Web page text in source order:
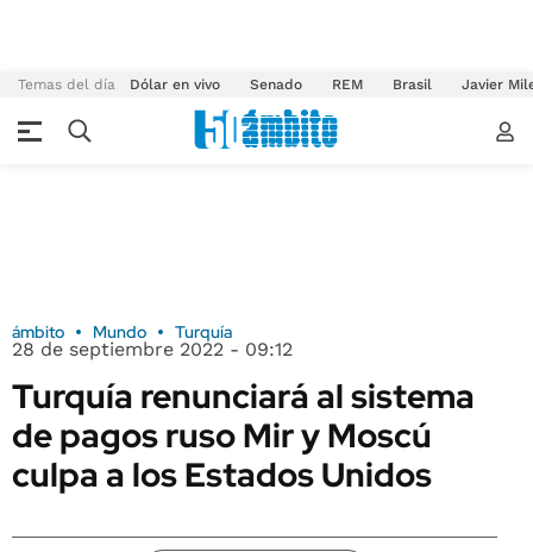
Temas del día Dólar en vivo Senado REM Brasil Javier
ámbito Mundo Turquía
28 de septiembre 2022 - 09:12
Turquía renunciará al sistema
de pagos ruso Mir y Moscú
culpa a los Estados Unidos